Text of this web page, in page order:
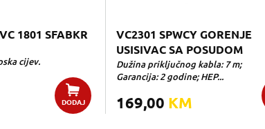
1801 SFABKR
cijev.
DODAJ
VC2301 SPWCY GORENJE
USISIVAC SA POSUDOM
Dužina priključnog kabla: 7 m;
Garancija: 2 godine; HEP...
169,00 KM